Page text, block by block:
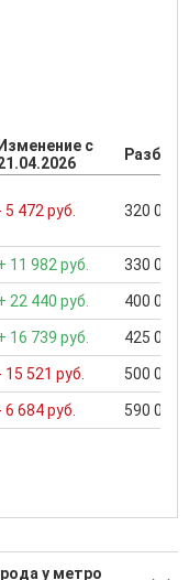
с
5 472 руб. 320 000
11 982 руб. 330 000
22 440 руб. 400 000
16 739 руб. 425 000
15 521 руб. 500 000
6 684 руб. 590 000
у метро